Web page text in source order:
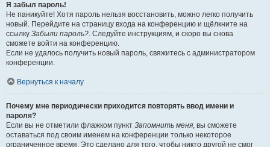
Я забыл пароль!
Не паникуйте! Хотя пароль нельзя восстановить, можно легко получить
новый. Перейдите на страницу входа на конференцию и щёлкните на
ссылку Забыли пароль?. Следуйте инструкциям, и скоро вы снова
сможете войти на конференцию.
Если не удалось получить новый пароль, свяжитесь с администратором
конференции.
Вернуться к началу
Почему мне периодически приходится повторять ввод имени и
пароля?
Если вы не отметили флажком пункт Запомнить меня, вы сможете
оставаться под своим именем на конференции только некоторое
ограниченное время. Это сделано для того, чтобы никто другой не смог